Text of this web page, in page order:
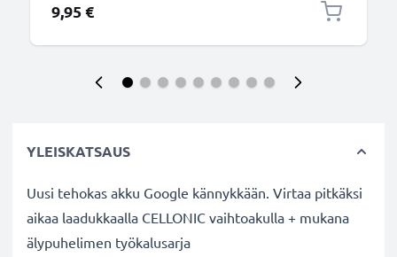
9,95 €
YLEISKATSAUS
Uusi tehokas akku Google kännykkään. Virtaa pitkäksi
aikaa laadukkaalla CELLONIC vaihtoakulla + mukana
älypuhelimen työkalusarja